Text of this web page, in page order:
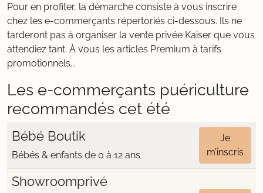
Pour en profiter, la démarche consiste à vous inscrire
chez les e-commerçants répertoriés ci-dessous. Ils ne
tarderont pas à organiser la vente privée Kaiser que vous
attendiez tant. À vous les articles Premium à tarifs
promotionnels...
Les e-commerçants puériculture
recommandés cet été
Bébé Boutik
Bébés & enfants de 0 à 12 ans
Je
m’inscris
Showroomprivé